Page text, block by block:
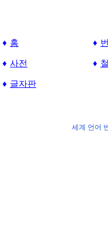
홈
사전
글자판
세계 언어